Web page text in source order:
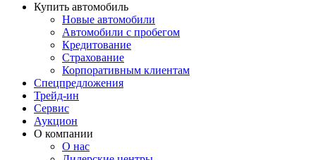
Купить автомобиль
Новые автомобили
Автомобили с пробегом
Кредитование
Страхование
Корпоративным клиентам
Спецпредложения
Трейд-ин
Сервис
Аукцион
О компании
О нас